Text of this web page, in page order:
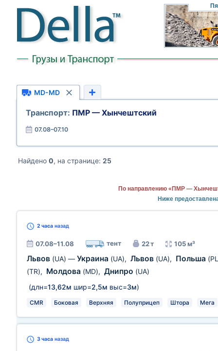
MD-MD
Транспорт: ПМР — Хынчештский
07.08–07.10
Найдено 0, на странице: 25
По направлению «ПМР —
Ниже
2 часа назад
07.08–11.08 тент 22 т 105 м³
Львов (UA) — Украина (UA), Львов (UA), Польша
(TR), Молдова (MD), Днипро (UA)
(длн=13,62м шир=2,5м выс=3м)
CMR Боковая Верхняя Полуприцеп Штора Мега
3 часа назад